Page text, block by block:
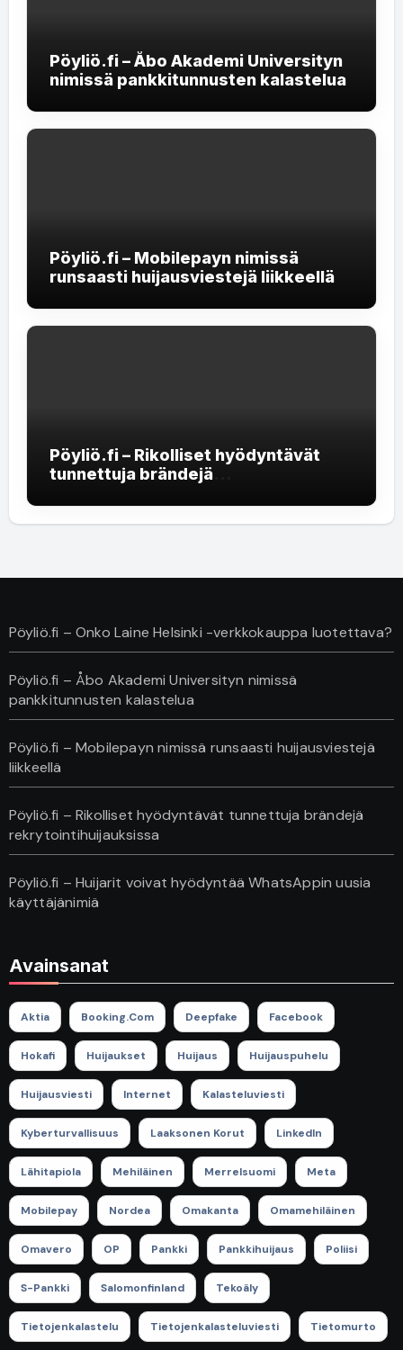
Pöyliö.fi – Åbo Akademi Universityn
nimissä pankkitunnusten kalastelua
Pöyliö.fi – Mobilepayn nimissä
runsaasti huijausviestejä liikkeellä
Pöyliö.fi – Rikolliset hyödyntävät
tunnettuja brändejä
Pöyliö.fi – Onko Laine Helsinki -verkkokauppa luotettava?
Pöyliö.fi – Åbo Akademi Universityn nimissä
pankkitunnusten kalastelua
Pöyliö.fi – Mobilepayn nimissä runsaasti huijausviestejä
liikkeellä
Pöyliö.fi – Rikolliset hyödyntävät tunnettuja brändejä
rekrytointihuijauksissa
Pöyliö.fi – Huijarit voivat hyödyntää WhatsAppin uusia
käyttäjänimiä
Avainsanat
Aktia Booking.com Deepfake Facebook
Hokafi Huijaukset Huijaus Huijauspuhelu
Huijausviesti Internet Kalasteluviesti
Kyberturvallisuus Laaksonen Korut LinkedIn
Lähitapiola Mehiläinen Merrelsuomi Meta
Mobilepay Nordea Omakanta Omamehiläinen
Omavero OP Pankki Pankkihuijaus Poliisi
S-Pankki Salomonfinland Tekoäly
Tietojenkalastelu Tietojenkalasteluviesti Tietomurto